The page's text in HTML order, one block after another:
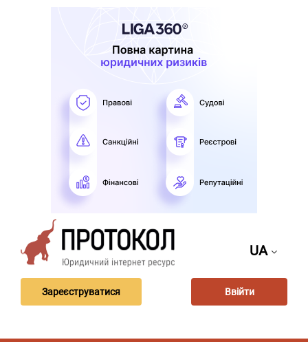
UA
Зареєструватися Ввійти